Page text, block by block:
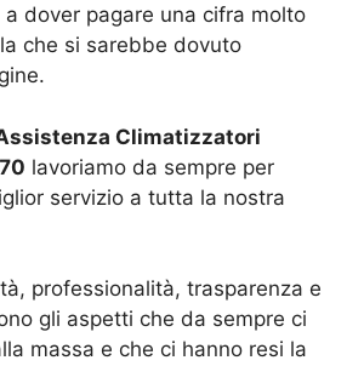
dover pagare una cifra molto
che si sarebbe dovuto
Climatizzatori
lavoriamo da sempre per
servizio a tutta la nostra
professionalità, trasparenza e
gli aspetti che da sempre ci
massa e che ci hanno resi la